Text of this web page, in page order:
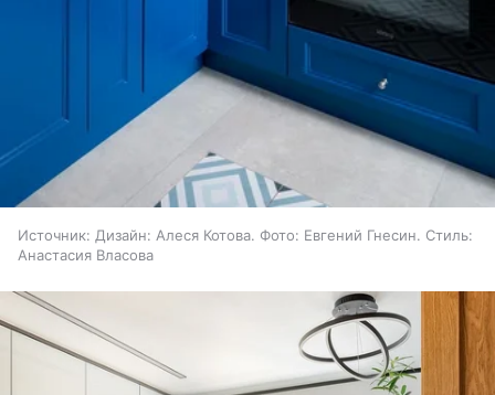
Источник: Дизайн: Алеся Котова. Фото: Евгений Гнесин. Стиль:
Анастасия Власова